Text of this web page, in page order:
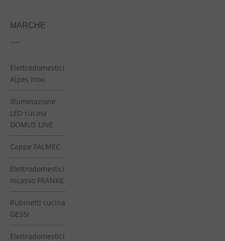
MARCHE
Elettrodomestici
Alpes Inox
Illuminazione
LED cucina
DOMUS LINE
Cappe FALMEC
Elettrodomestici
incasso FRANKE
Rubinetti cucina
GESSI
Elettrodomestici